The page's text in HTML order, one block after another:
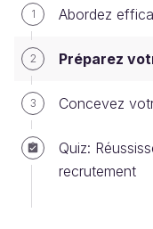
1 Abordez
2 Préparez
3 Concevez
Quiz:
recrutement